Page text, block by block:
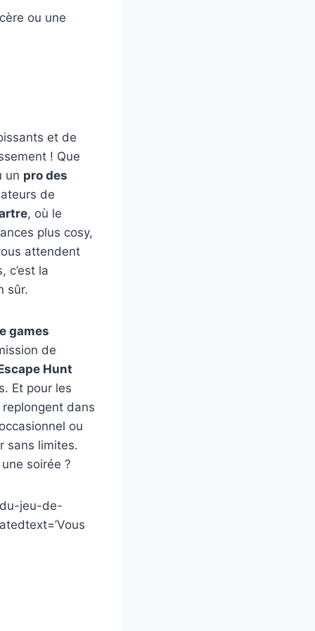
ou une
et de
! Que
un pro des
de
, où le
plus cosy,
attendent
c’est la
sûr.
games
de
Hunt
Et pour les
dans
ou
sans limites.
soirée ?
jeu-de-